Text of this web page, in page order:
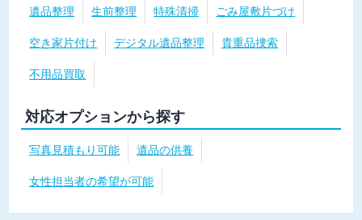
遺品整理 生前整理 特殊清掃 ごみ屋敷片づけ
空き家片付け デジタル遺品整理 貴重品捜索
不用品買取
対応オプションから探す
写真見積もり可能 遺品の供養
女性担当者の希望が可能